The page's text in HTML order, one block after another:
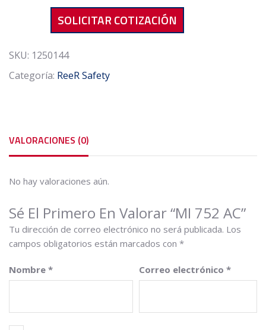
SOLICITAR COTIZACIÓN
SKU: 1250144
Categoría: ReeR Safety
VALORACIONES (0)
No hay valoraciones aún.
Sé El Primero En Valorar “MI 752 AC”
Tu dirección de correo electrónico no será publicada. Los
campos obligatorios están marcados con *
Nombre * Correo electrónico *